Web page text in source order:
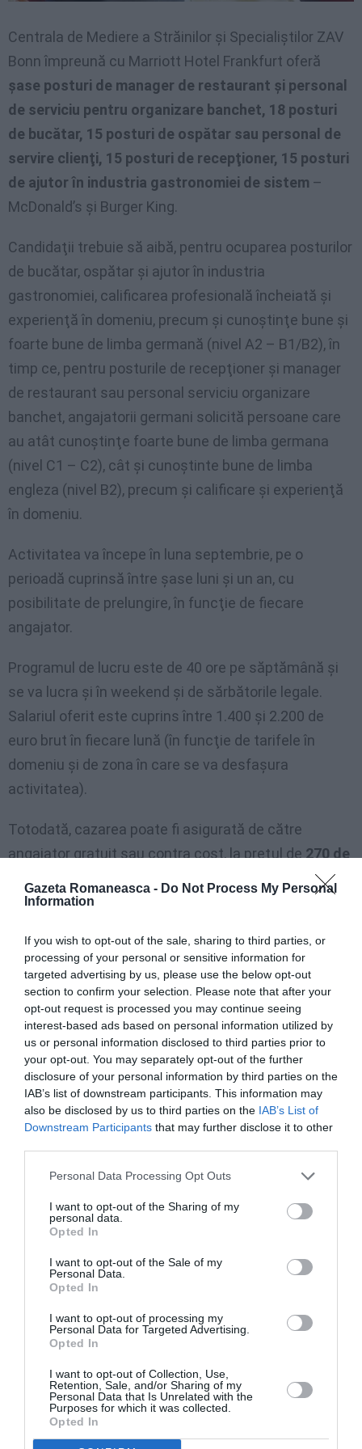
Gazeta Romaneasca - Do Not Process My Personal
Information
If you wish to opt-out of the sale, sharing to third parties, or
processing of your personal or sensitive information for
targeted advertising by us, please use the below opt-out
section to confirm your selection. Please note that after your
opt-out request is processed you may continue seeing
interest-based ads based on personal information utilized by
us or personal information disclosed to third parties prior to
your opt-out. You may separately opt-out of the further
disclosure of your personal information by third parties on the
IAB’s list of downstream participants. This information may
also be disclosed by us to third parties on the IAB’s List of
Downstream Participants that may further disclose it to other
Personal Data Processing Opt Outs
I want to opt-out of the Sharing of my
personal data.
Opted In
I want to opt-out of the Sale of my
Personal Data.
Opted In
I want to opt-out of processing my
Personal Data for Targeted Advertising.
Opted In
I want to opt-out of Collection, Use,
Retention, Sale, and/or Sharing of my
Personal Data that Is Unrelated with the
Purposes for which it was collected.
Opted In
Centrala de Mediere a Străinilor şi Specialiştilor ZAV
Bonn împreună cu Marriott Hotel Frankfurt oferă
şase posturi de manager de restaurant şi personal
de serviciu pentru organizare banchet, 18 posturi
de bucătar, 15 posturi de ospătar sau personal de
servire clienţi, 15 posturi de recepţioner, 15 posturi
de ajutor în industria gastronomiei de sistem –
McDonald’s şi Burger King.
Candidaţii trebuie să aibă, pentru ocuparea posturilor
de bucătar, ospătar şi ajutor în industria
gastronomiei, calificarea profesională încheiată şi
experienţă în domeniu, precum şi cunoştinţe bune şi
foarte bune de limba germană (nivel A2 – B1/B2), în
timp ce, pentru posturile de recepţioner şi manager
de restaurant sau personal serviciu organizare
banchet, angajatorii germani solicită persoane care
au atât cunoştinţe foarte bune de limba germana
(nivel C1 – C2), cât şi cunoştinte bune de limba
engleza (nivel B2), precum şi calificare şi experienţă
în domeniu.
Activitatea va începe în luna septembrie, pe o
perioadă cuprinsă între şase luni şi un an, cu
posibilitate de prelungire, în funcţie de fiecare
angajator.
Programul de lucru este de 40 ore pe săptămână şi
se va lucra şi în weekend şi de sărbătorile legale.
Salariul oferit este cuprins între 1.400 şi 2.200 de
euro brut în fiecare lună (în funcţie de tarifele în
domeniu şi de zona în care se va desfaşura
activitatea).
Totodată, cazarea poate fi asigurată de către
angajator gratuit sau contra cost, la preţul de270 de
, iar în ceea ce priveşte întreţinerea,
aceasta poate fi gratuită, negociabilă sau pe cont
• Franţa
O companie din Franţa caută 10 medici dentişti,
pentru clinici situate în zone foarte accesibile
transportului public. Candidaţii trebuie să fie
licenţiaţi în stomatologie şi să vorbească limba
franceză la nivel mediu. Durata contractelor este
nederminată, iar nivelul de salarizare nu este
precizat.
O fermă din sud-vestul Norvegiei care produce lapte,
carne de bovine, porcine şi ovine angajează un
veterinar.„De asemenea, la fermă se cultivă iarbă.
activităţi veterinare. Candidatul va lucra ca asistent
de fermier şi ca veterinar”, se arată în anunţul de
angajare.
Candidaţii trebuie să fie absolvenţi ai Facultăţii de
Medicină Veterinară, iar cei care au cel puţin cinci ani